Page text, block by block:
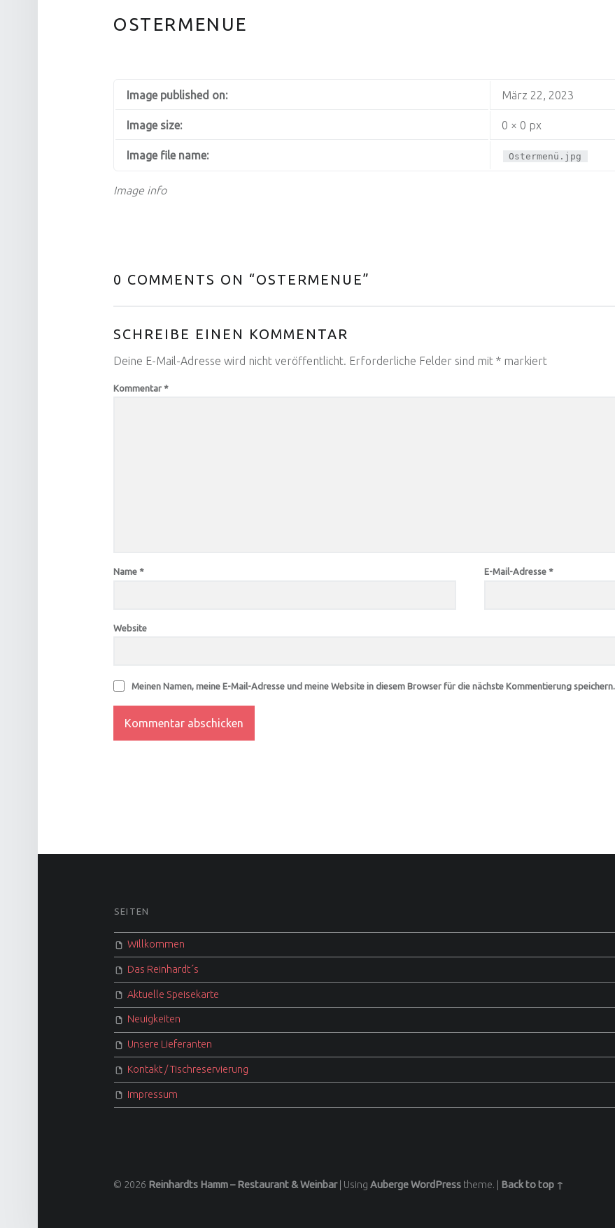
OSTERMENUE
Image info
Image published on: März 22, 2023
Image size: 0 × 0 px
Image file name: Ostermenü.jpg
0 COMMENTS ON “OSTERMENUE”
SCHREIBE EINEN KOMMENTAR
Deine E-Mail-Adresse wird nicht veröffentlicht. Erforderliche Felder sind mit * markiert
Kommentar *
Name * E-Mail-Adresse *
Website
Meinen Namen, meine E-Mail-Adresse und meine Website in diesem Browser für die nächste Kommentierung speichern.
FOOTER SIDEBAR
SEITEN
Willkommen
Das Reinhardt´s
Aktuelle Speisekarte
Neuigkeiten
Unsere Lieferanten
Kontakt / Tischreservierung
Impressum
© 2026 Reinhardts Hamm – Restaurant & Weinbar Using AubergeWordPress theme. Back to top ↑